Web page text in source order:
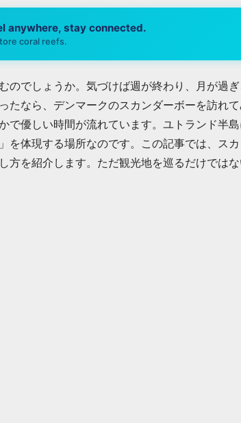
anywhere, stay connected.
coral reefs.
のでしょうか。気づけば週が終わり、月が過
たなら、デンマークのスカンダーボーを訪れ
で優しい時間が流れています。ユトランド半
を体現する場所なのです。この記事では、ス
方を紹介します。ただ観光地を巡るだけでは